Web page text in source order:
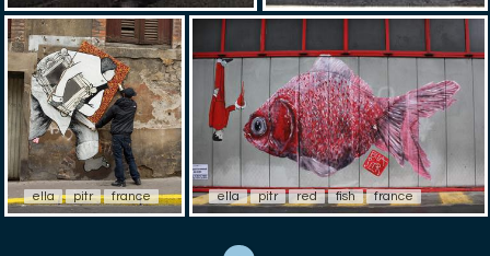
ella pitr france ella pitr red fish france